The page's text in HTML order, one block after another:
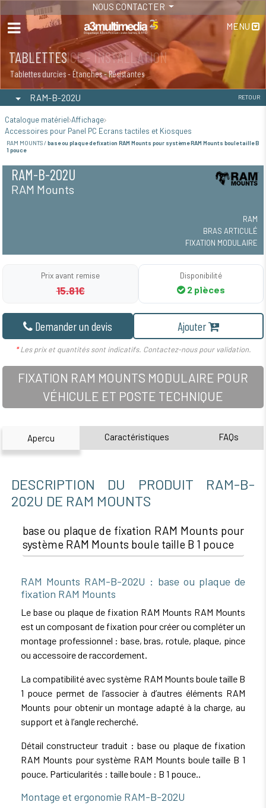
NOUS CONTACTER
MENU
MAINTENANCE - INSTALLATION
Maintenance
TABLETTES
Tablettes durcies - Étanches - Résistantes
RAM-B-202U RETOUR
Catalogue matériel Affichage
Accessoires pour Panel PC Ecrans tactiles et Kiosques
RAM MOUNTS / base ou plaque de fixation RAM Mounts pour système RAM Mounts boule taille B
1 pouce
RAM-B-202U
RAM Mounts
RAM
BRAS ARTICULÉ
FIXATION MODULAIRE
Prix avant remise
15.81€
Disponibilité
2 pièces
Demander un devis Ajouter
*Les prix et quantités sont indicatifs. Contactez-nous pour validation.
FIXATION RAM MOUNTS MODULAIRE POUR
VÉHICULE ET POSTE TECHNIQUE
Apercu Caractéristiques FAQs
DESCRIPTION DU PRODUIT RAM-B-
202U DE RAM MOUNTS
base ou plaque de fixation RAM Mounts pour
système RAM Mounts boule taille B 1 pouce
RAM Mounts RAM-B-202U : base ou plaque de
fixation RAM Mounts
Le base ou plaque de fixation RAM Mounts RAM Mounts
est un composant de fixation pour créer ou compléter un
montage professionnel : base, bras, rotule, plaque, pince
ou accessoire de raccordement.
La compatibilité avec système RAM Mounts boule taille B
1 pouce permet de l’associer à d’autres éléments RAM
Mounts pour obtenir un montage adapté à la charge, au
support et à l’angle recherché.
Détail constructeur traduit : base ou plaque de fixation
RAM Mounts pour système RAM Mounts boule taille B 1
pouce. Particularités : taille boule : B 1 pouce..
Montage et ergonomie RAM-B-202U